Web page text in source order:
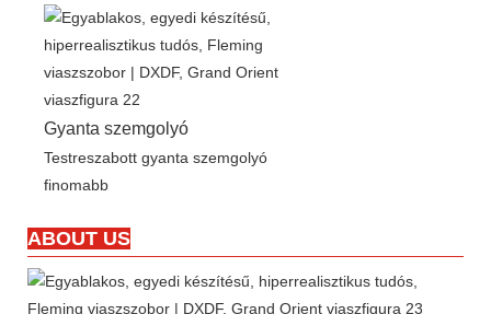
Gyanta szemgolyó
Testreszabott gyanta szemgolyó
finomabb
ABOUT US